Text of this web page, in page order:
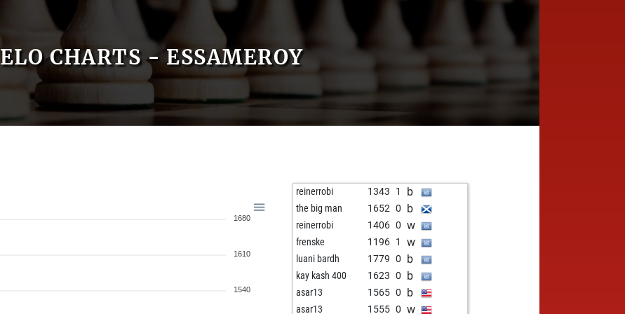
ELO CHARTS - ESSAMEROY
1680
1610
1540
reinerrobi 1343 1 b
the big man 1652 0 b
reinerrobi 1406 0 w
frenske 1196 1 w
luani bardh 1779 0 b
kay kash 400 1623 0 b
asar13 1565 0 b
asar13 1555 0 w